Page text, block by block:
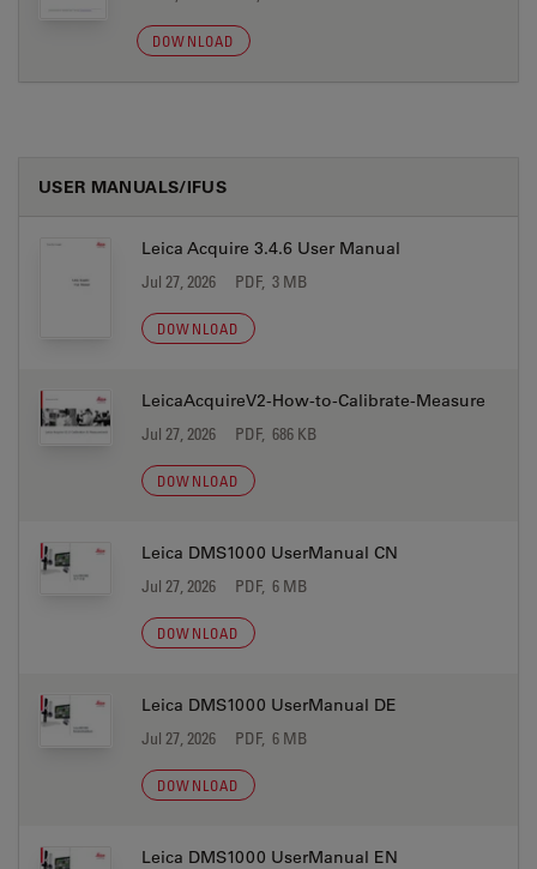
DOWNLOAD
USER MANUALS/IFUS
Leica Acquire 3.4.6 User Manual
Jul 27, 2026 PDF, 3 MB
DOWNLOAD
LeicaAcquireV2-How-to-Calibrate-Measure
Jul 27, 2026 PDF, 686 KB
DOWNLOAD
Leica DMS1000 UserManual CN
Jul 27, 2026 PDF, 6 MB
DOWNLOAD
Leica DMS1000 UserManual DE
Jul 27, 2026 PDF, 6 MB
DOWNLOAD
Leica DMS1000 UserManual EN